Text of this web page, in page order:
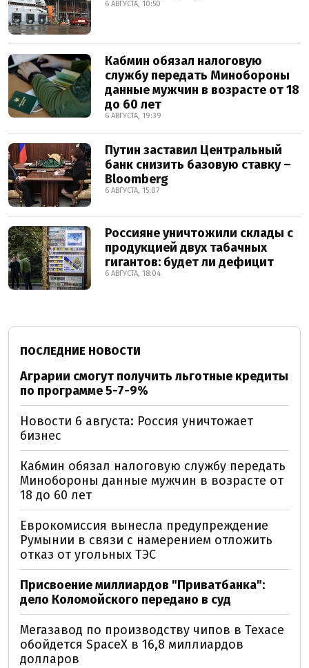
6 АВГУСТА, 10:50
Кабмин обязал налоговую
службу передать Минобороны
данные мужчин в возрасте от 18
до 60 лет
6 АВГУСТА, 19:39
Путин заставил Центральный
банк снизить базовую ставку –
Bloomberg
6 АВГУСТА, 15:07
Россияне уничтожили склады с
продукцией двух табачных
гигантов: будет ли дефицит
6 АВГУСТА, 18:04
ПОСЛЕДНИЕ НОВОСТИ
Аграрии смогут получить льготные кредиты
по программе 5-7-9%
Новости 6 августа: Россия уничтожает
бизнес
Кабмин обязал налоговую службу передать
Минобороны данные мужчин в возрасте от
18 до 60 лет
Еврокомиссия вынесла предупреждение
Румынии в связи с намерением отложить
отказ от угольных ТЭС
Присвоение миллиардов "Приватбанка":
дело Коломойского передано в суд
Мегазавод по производству чипов в Техасе
обойдется SpaceX в 16,8 миллиардов
долларов